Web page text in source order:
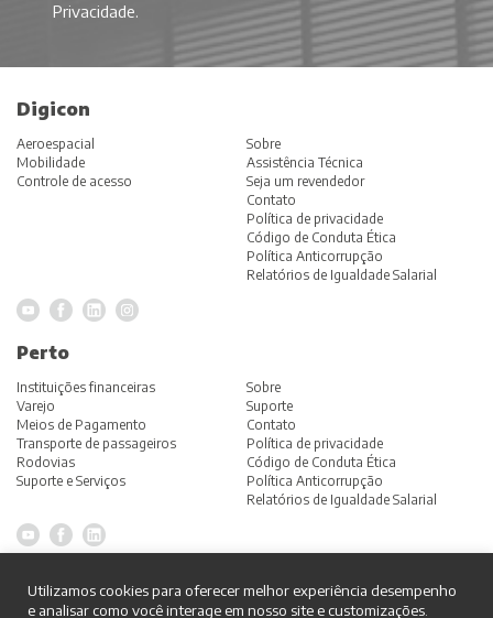
Privacidade.
Digicon
Aeroespacial
Mobilidade
Controle de acesso
Sobre
Assistência Técnica
Seja um revendedor
Contato
Política de privacidade
Código de Conduta Ética
Política Anticorrupção
Relatórios de Igualdade Salarial
Perto
Instituições financeiras
Varejo
Meios de Pagamento
Transporte de passageiros
Rodovias
Suporte e Serviços
Sobre
Suporte
Contato
Política de privacidade
Código de Conduta Ética
Política Anticorrupção
Relatórios de Igualdade Salarial
Home
Utilizamos cookies para oferecer melhor experiência desempenho
e analisar como você interage em nosso site e customizações.